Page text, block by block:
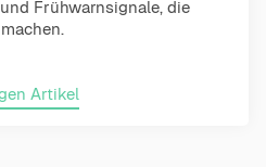
Frühwarnsignale, die
Artikel